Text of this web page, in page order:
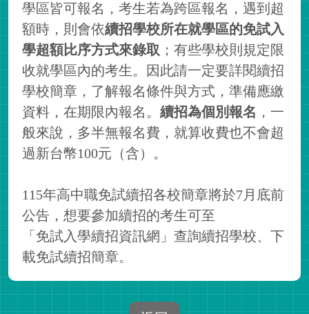
學區皆可報名，考生若為跨區報名，遇到超
額時，則會依續招學校所在就學區的免試入
學超額比序方式來錄取 ；有些學校則規定限
收就學區內的考生。因此請一定要詳閱續招
學校簡章，了解報名條件與方式，準備應繳
資料，在期限內報名。 續招為個別報名 ，一
般來說，多半無報名費，就算收費也不會超
過新台幣100元（含）。
115年高中職免試續招各校簡章將於7月底前
公告，想要參加續招的考生可至
「免試入學續招資訊網」 查詢續招學校、下
載免試續招簡章。